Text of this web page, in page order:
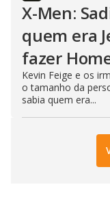
X-Men:
quem era
fazer
Kevin Feige e os
o tamanho da
sabia quem era...